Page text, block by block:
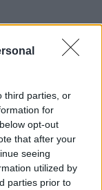
third parties, or
for
opt-out
that after your
seeing
utilized by
parties prior to
που
Είναι